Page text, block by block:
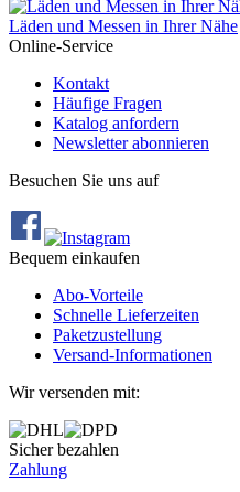
Läden und Messen in Ihrer Nähe
Online-Service
Kontakt
Häufige Fragen
Katalog anfordern
Newsletter abonnieren
Besuchen Sie uns auf
Bequem einkaufen
Abo‐Vorteile
Schnelle Lieferzeiten
Paketzustellung
Versand‐Informationen
Wir versenden mit:
Sicher bezahlen
Zahlung